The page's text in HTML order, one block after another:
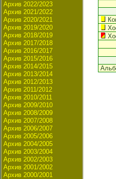
Архив 2022/2023
Архив 2021/2022
Архив 2020/2021
Архив 2019/2020
Архив 2018/2019
Архив 2017/2018
Архив 2016/2017
Архив 2015/2016
Архив 2014/2015
Архив 2013/2014
Архив 2012/2013
Архив 2011/2012
Архив 2010/2011
Архив 2009/2010
Архив 2008/2009
Архив 2007/2008
Архив 2006/2007
Архив 2005/2006
Архив 2004/2005
Архив 2003/2004
Архив 2002/2003
Архив 2001/2002
Архив 2000/2001